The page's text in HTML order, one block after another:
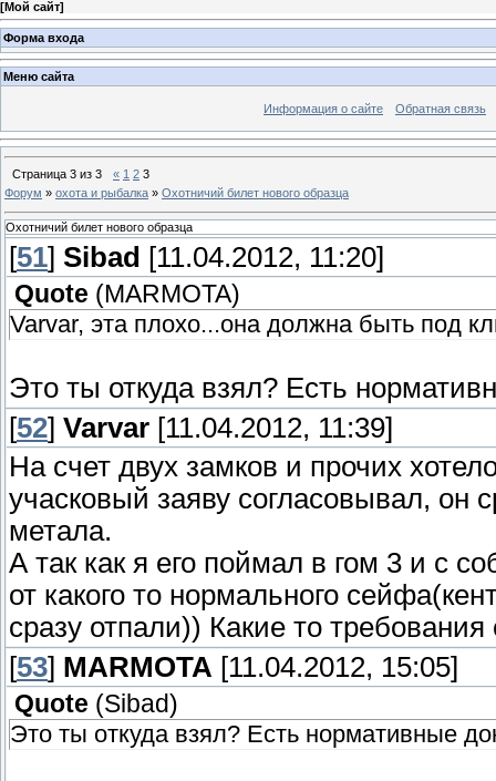
[Мой сайт]
Форма входа
Меню сайта
Информация о сайте Обратная связь
Страница 3 из 3 « 1 2 3
Форум » охота и рыбалка » Охотничий билет нового образца
Охотничий билет нового образца
[51] Sibad [11.04.2012, 11:20]
Quote (MARMOTA)
Varvar, эта плохо...она должна быть под
Это ты откуда взял? Есть
[52] Varvar [11.04.2012, 11:39]
На счет двух замков и прочих
учасковый заяву согласовывал, он
метала.
А так как я его поймал в гом 3 и с
от какого то нормального
сразу отпали)) Какие то
[53] MARMOTA [11.04.2012, 15:05]
Quote (Sibad)
Это ты откуда взял? Есть нормативные